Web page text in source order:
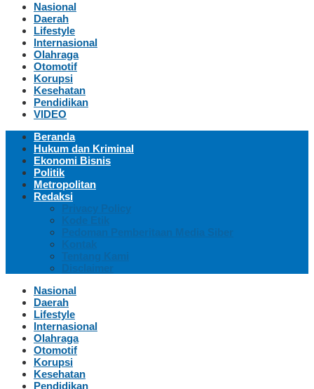
Nasional
Daerah
Lifestyle
Internasional
Olahraga
Otomotif
Korupsi
Kesehatan
Pendidikan
VIDEO
Beranda
Hukum dan Kriminal
Ekonomi Bisnis
Politik
Metropolitan
Redaksi
Privacy Policy
Kode Etik
Pedoman Pemberitaan Media Siber
Kontak
Tentang Kami
Disclaimer
Nasional
Daerah
Lifestyle
Internasional
Olahraga
Otomotif
Korupsi
Kesehatan
Pendidikan